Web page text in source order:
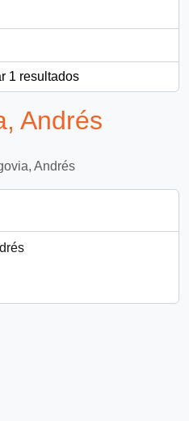
1 resultados
Andrés
Andrés